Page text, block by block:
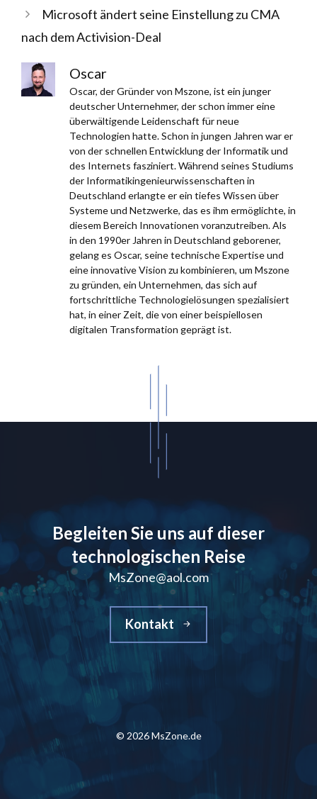
Microsoft ändert seine Einstellung zu CMA
nach dem Activision-Deal
Oscar
Oscar, der Gründer von Mszone, ist ein junger
deutscher Unternehmer, der schon immer eine
überwältigende Leidenschaft für neue
Technologien hatte. Schon in jungen Jahren war er
von der schnellen Entwicklung der Informatik und
des Internets fasziniert. Während seines Studiums
der Informatikingenieurwissenschaften in
Deutschland erlangte er ein tiefes Wissen über
Systeme und Netzwerke, das es ihm ermöglichte, in
diesem Bereich Innovationen voranzutreiben. Als
in den 1990er Jahren in Deutschland geborener,
gelang es Oscar, seine technische Expertise und
eine innovative Vision zu kombinieren, um Mszone
zu gründen, ein Unternehmen, das sich auf
fortschrittliche Technologielösungen spezialisiert
hat, in einer Zeit, die von einer beispiellosen
digitalen Transformation geprägt ist.
Begleiten Sie uns auf dieser
technologischen Reise
MsZone@aol.com
Kontakt
© 2026 MsZone.de